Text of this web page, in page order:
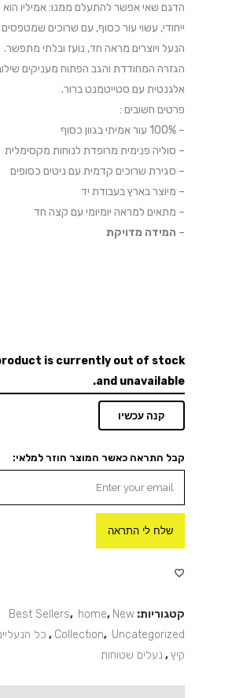
הדגם שאי אפשר להתעלם ממנו: אמיליו
ייחודי, עשוי עור כסוף, עם שרוכים
הנעל ויוצרים מראה חד, נועז ובלתי מתפשר.
הגזרה המחודדת והגב הפתוח מעניקים
אלגנטית עם סטייטמנט ברור.
פרטים חשובים :
– 100% עור אמיתי בגוון כסוף
– סוליה פנימית מרופדת לנוחות מקסימלית
– סגירת שרוכים קדמית עם ניטים כסופים
– מיוצר בארץ בעבודת יד
– מתאים למראה יומיומי עם קצה חד
– המידה מדויקת
is currently out of stock
and unavailable.
קנה עכשיו
קבל התראה כאשר המוצר חוזר למלאי:
שלח לי התראה
קטגוריות: Best Sellers, home, New
Collection, Uncategorized
, כל
קיץ, נעלים שטוחות